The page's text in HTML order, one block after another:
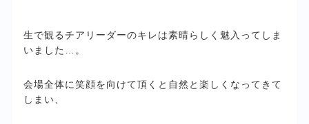
生で観るチアリーダーのキレは素晴らしく魅入ってしま
いました…。
会場全体に笑顔を向けて頂くと自然と楽しくなってきて
しまい、